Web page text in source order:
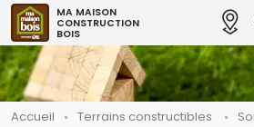
MA MAISON
CONSTRUCTION
BOIS
Accueil Terrains constructibles